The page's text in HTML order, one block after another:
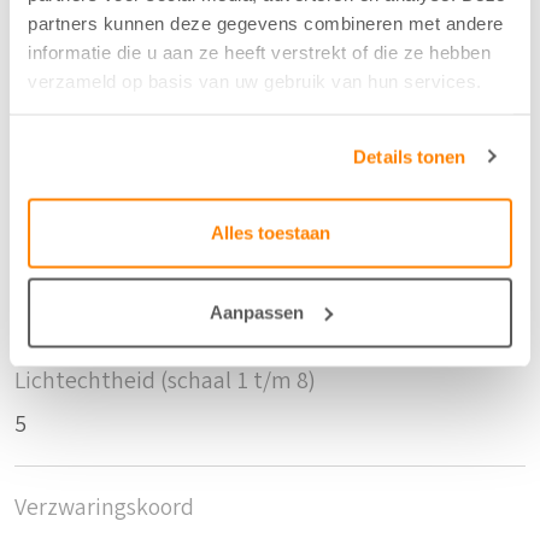
partners kunnen deze gegevens combineren met andere
informatie die u aan ze heeft verstrekt of die ze hebben
verzameld op basis van uw gebruik van hun services.
Details tonen
Alles toestaan
Aanpassen
Lichtechtheid (schaal 1 t/m 8)
5
Verzwaringskoord